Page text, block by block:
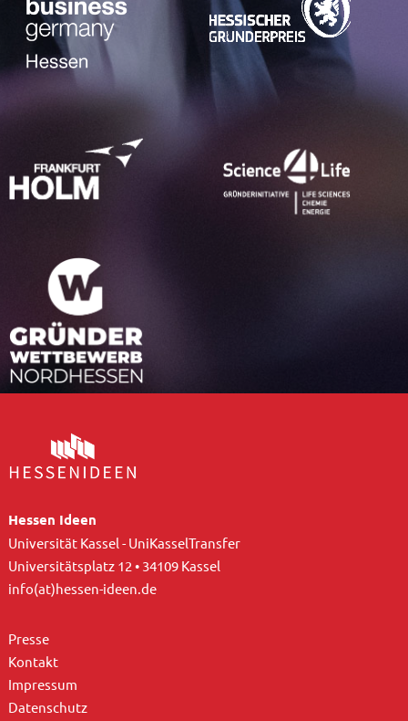
Hessen Ideen
Universität Kassel - UniKasselTransfer
Universitätsplatz 12 • 34109 Kassel
info(at)hessen-ideen.de
Presse
Kontakt
Impressum
Datenschutz